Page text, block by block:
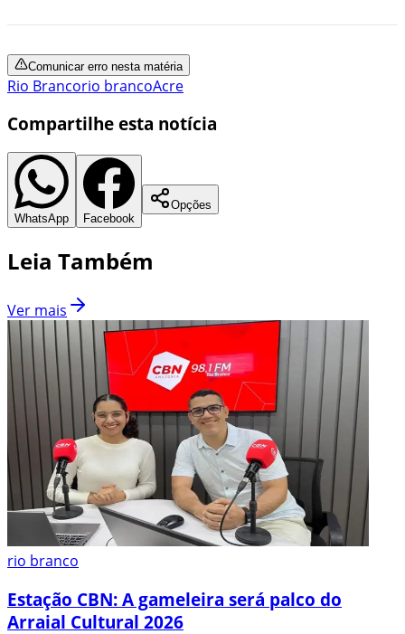
Comunicar erro nesta matéria
Rio Brancorio brancoAcre
Compartilhe esta notícia
WhatsApp Facebook
Opções
Leia Também
Ver mais
rio branco
Estação CBN: A gameleira será palco do
Arraial Cultural 2026